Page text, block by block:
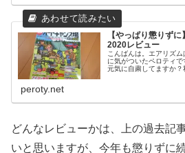
【やっぱり懲りず
2020レビュー
こんばんは。エアリズ
に気がついたペロティで
元気に自粛してますか？
peroty.net
どんなレビューかは、上の過去記
いと思いますが、今年も懲りずに